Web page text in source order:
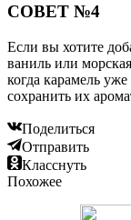
СОВЕТ №4
Если вы хотите
ваниль или
когда карамель
сохранить их
Поделиться
Отправить
Класснуть
Похожее